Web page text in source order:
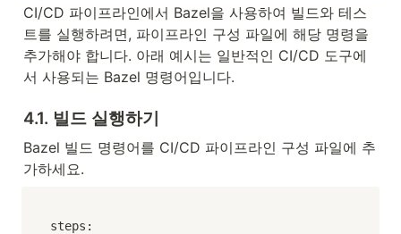
CI/CD 파이프라인에서 Bazel을 사용하여 빌드와 테스
트를 실행하려면, 파이프라인 구성 파일에 해당 명령을
추가해야 합니다. 아래 예시는 일반적인 CI/CD 도구에
서 사용되는 Bazel 명령어입니다.
4.1. 빌드 실행하기
Bazel 빌드 명령어를 CI/CD 파이프라인 구성 파일에 추
가하세요.
steps: